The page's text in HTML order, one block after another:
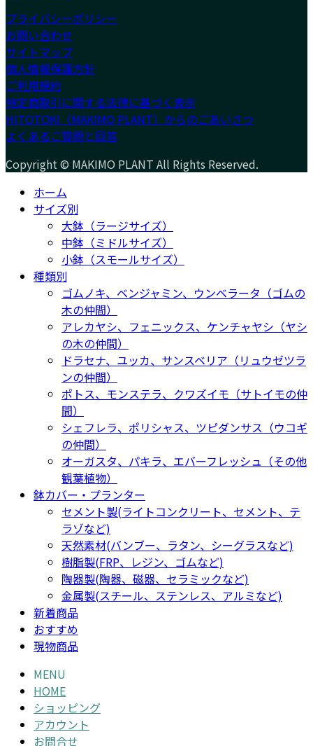
プライバシーポリシー
お問い合わせ
サイトマップ
個人情報保護方針
ご利用規約
特定商取引に関する法律に基づく表示
HITOTOKI（MAKIMO PLANT）からのごあいさつ
よくあるご質問と回答
Copyright © MAKIMO PLANT All Rights Reserved.
ホーム
サイズ別
大鉢（ラージサイズ）
中鉢（ミドルサイズ）
小鉢（スモールサイズ）
種類別
ゴムノキ、ベンジャミン、ウンベラータ（ゴムの
木の仲間）
アレカヤシ、フェニックス、ケンチャヤシ（ヤシ
の木の仲間）
ドラセナ、ユッカ、サンスベリア（リュウゼツラ
ンの仲間）
ポトス、モンステラ、クワズイモ（サトイモの仲
間）
シェフレラ、ポリシャス、ツピダンサス（ウコギ
の仲間）
オーガスタ、パキラ、エバーフレッシュ（その他
観葉植物）
鉢カバー・プランター
セメント製(ライトコンクリート、セメント、テ
ラゾなど)
天然素材(バンブー、ラタン、シーグラスなど)
樹脂製(FRP、レジン、ゴムなど)
陶器製(陶器、磁器、セラミックなど)
金属製(スチール、ステンレス、アルミなど)
新着商品
おすすめ
現物商品
MENU
HOME
ショッピング
アカウント
お問合せ